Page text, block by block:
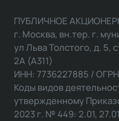
ПУБЛИЧНОЕ
г. Москва, вн.тер. г.
ул Льва Толстого, д. 5,
2А (А311)
ИНН: 7736227885 /
Коды видов
утвержденному
2023 г. № 449: 2.01,